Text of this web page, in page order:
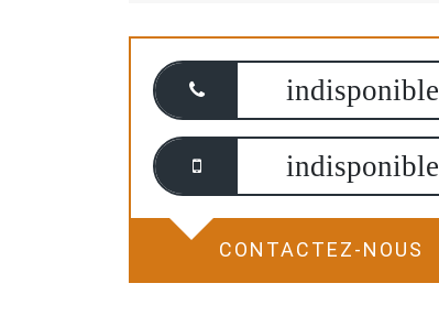
indisponible
indisponible
CONTACTEZ-NOUS